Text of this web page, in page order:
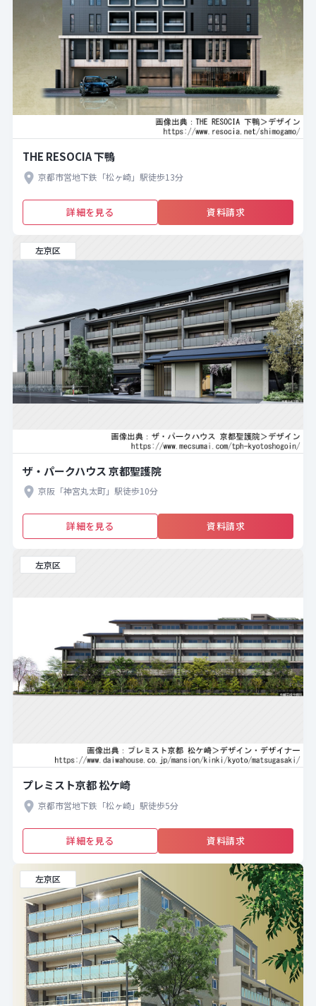
THE RESOCIA 下鴨
京都市営地下鉄「松ヶ崎」駅徒歩13分
詳細を見る 資料請求
左京区
ザ・パークハウス 京都聖護院
京阪「神宮丸太町」駅徒歩10分
詳細を見る 資料請求
左京区
プレミスト京都 松ケ崎
京都市営地下鉄「松ヶ崎」駅徒歩5分
詳細を見る 資料請求
左京区